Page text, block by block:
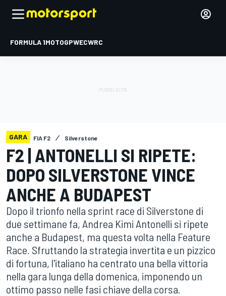
FORMULA 1MOTOGPWECWRC
GARA FIA F2 Silverstone
F2 | ANTONELLI SI RIPETE:
DOPO SILVERSTONE VINCE
ANCHE A BUDAPEST
Dopo il trionfo nella sprint race di Silverstone di
due settimane fa, Andrea Kimi Antonelli si ripete
anche a Budapest, ma questa volta nella Feature
Race. Sfruttando la strategia invertita e un pizzico
di fortuna, l'italiano ha centrato una bella vittoria
nella gara lunga della domenica, imponendo un
ottimo passo nelle fasi chiave della corsa.